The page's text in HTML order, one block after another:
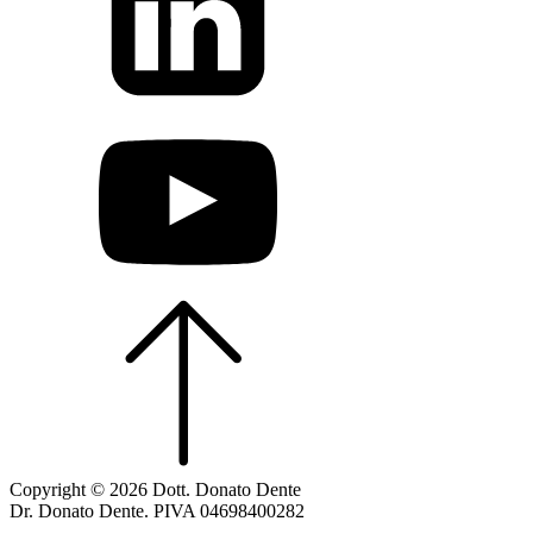
Copyright © 2026 Dott. Donato Dente
Dr. Donato Dente. PIVA 04698400282